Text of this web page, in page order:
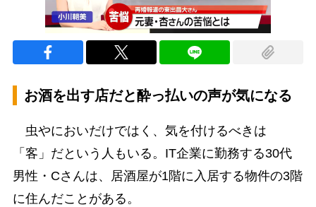
お酒を出す店だと酔っ払いの声が気になる
虫やにおいだけではく、気を付けるべきは
「客」だという人もいる。IT企業に勤務する30代
男性・Cさんは、居酒屋が1階に入居する物件の3階
に住んだことがある。